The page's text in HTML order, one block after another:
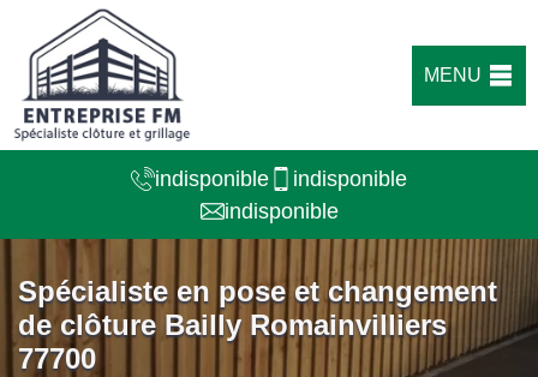
MENU
indisponible
indisponible
indisponible
Spécialiste en pose et changement
de clôture Bailly Romainvilliers
77700